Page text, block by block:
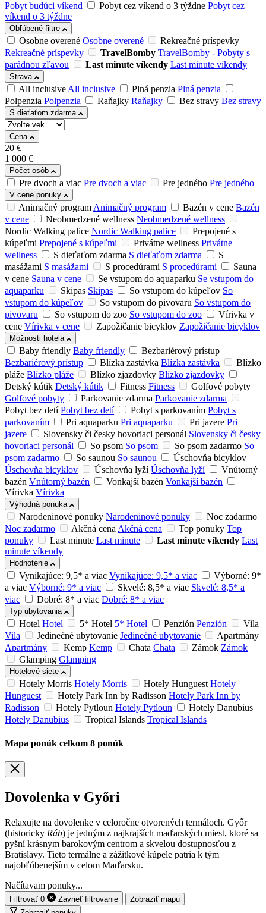
Pobyt budúci víkend
Pobyt cez víkend o 3 týždne Pobyt cez
víkend o 3 týždne
Obľúbené filtre
Osobne overené Osobne overené
Rekreačné príspevky
Rekreačné príspevky
TravelBomby TravelBomby - Pobyty s
parádnou zľavou
Last minute víkendy Last minute víkendy
Strava
All inclusiveAll inclusive Plná penzia Plná penzia
Polpenzia Polpenzia Raňajky Raňajky Bez stravy Bez stravy
S dieťaťom zdarma
Cena
20 €
1 000 €
Počet osôb
Pre dvoch a viac Pre dvoch a viac Pre jedného Pre jedného
V cene ponuky
Animačný programAnimačný program Bazén v cene Bazén
v cene
Neobmedzené wellness Neobmedzené wellness
Nordic Walking palice Nordic Walking palice
Prepojené s
kúpeľmi Prepojené s kúpeľmi Privátne wellness Privátne
wellness
S dieťaťom zdarma S dieťaťom zdarma
S
masážami S masážami S procedúrami S procedúrami
Sauna
v cene Sauna v cene Se vstupom do aquaparku Se vstupom do
aquaparku
Skipas Skipas So vstupom do kúpeľov So
vstupom do kúpeľov
So vstupom do pivovaru So vstupom do
pivovaru
So vstupom do zoo So vstupom do zoo
Vírivka v
cene Vírivka v cene Zapožičanie bicyklov Zapožičanie bicyklov
Možnosti hotela
Baby friendly Baby friendly
Bezbariérový prístup
Bezbariérový prístup
Blízka zastávka Blízka zastávka
Blízko
pláže Blízko pláže Blízko zjazdovky Blízko zjazdovky
Detský kútik Detský kútik Fitness Fitness
Golfové pobyty
Golfové pobyty
Parkovanie zdarma Parkovanie zdarma
Pobyt bez detí Pobyt bez detí Pobyt s parkovaním Pobyt s
parkovaním
Pri aquaparku Pri aquaparku Pri jazere Pri
jazere
Slovensky či česky hovoriaci personál Slovensky či česky
hovoriaci personál
So psom So psom So psom zadarmo So
psom zadarmo
So saunou So saunou
Úschovňa bicyklov
Úschovňa bicyklov
Úschovňa lyží Úschovňa lyží
Vnútorný
bazén Vnútorný bazén Vonkajší bazén Vonkajší bazén
Vírivka Vírivka
Výhodná ponuka
Narodeninové ponuky Narodeninové ponuky
Noc zadarmo
Noc zadarmo
Akčná cenaAkčná cena Top ponuky Top
ponuky
Last minute Last minute Last minute víkendy Last
minute víkendy
Hodnotenie
Vynikajúce: 9,5* a viac Vynikajúce: 9,5* a viac
Výborné: 9*
a viac Výborné: 9* a viac Skvelé: 8,5* a viac Skvelé: 8,5* a
viac
Dobré: 8* a viac Dobré: 8* a viac
Typ ubytovania
Hotel Hotel 5* Hotel 5* Hotel Penzión Penzión
Vila
Vila
Jedinečné ubytovanie Jedinečné ubytovanie
Apartmány
Apartmány
Kemp Kemp Chata Chata Zámok Zámok
Glamping Glamping
Hotelové siete
Hotely Morris Hotely Morris Hotely Hunguest Hotely
Hunguest
Hotely Park Inn by Radisson Hotely Park Inn by
Radisson
Hotely Pytloun Hotely Pytloun
Hotely Danubius
Hotely Danubius
Tropical Islands Tropical Islands
Mapa ponúk celkom 8 ponúk
Dovolenka v Győri
Relaxujte na dovolenke v celoročne otvorených termáloch. Győr
(historicky Ráb) je jedným z najkrajších maďarských miest, ktoré sa
pyšní krásnym barokovým centrom a skvelou dostupnosťou z
Bratislavy. Tieto termálne a zážitkové kúpele patria k tým
najobľúbenejším v celom Maďarsku.
Načítavam ponuky...
Filtrovať 0 Zavrieť filtrovanie
Zobraziť mapu